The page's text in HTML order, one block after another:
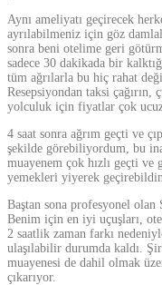
Aynı ameliyatı geçirecek
ayrılabilmeniz için göz
sonra beni otelime geri
sadece 30 dakikada bir
tüm ağrılarla bu hiç rahat
Resepsiyondan taksi
yolculuk için fiyatlar çok
4 saat sonra ağrım geçti ve
şekilde görebiliyordum, bu
muayenem çok hızlı geçti
yemekleri yiyerek
Baştan sona profesyonel
Benim için en iyi uçuşları,
2 saatlik zaman farkı
ulaşılabilir durumda kaldı.
muayenesi de dahil olmak
çıkarıyor.